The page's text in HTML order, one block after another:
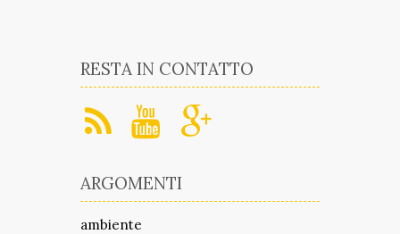
RESTA IN CONTATTO
ARGOMENTI
ambiente